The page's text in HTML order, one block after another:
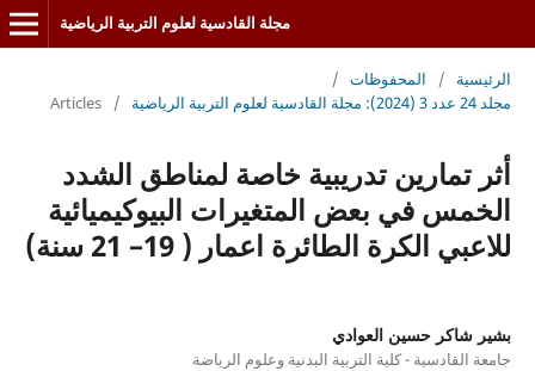
مجلة القادسية لعلوم التربية الرياضية
الرئيسية / المحفوظات /
مجلد 24 عدد 3 (2024): مجلة القادسية لعلوم التربية الرياضية
/
Articles
أثر تمارين تدريبية خاصة لمناطق الشدد
الخمس في بعض المتغيرات البيوكيميائية
للاعبي الكرة الطائرة اعمار ( 19– 21 سنة)
بشير شاكر حسين العوادي
جامعة القادسية - كلية التربية البدنية وعلوم الرياضة